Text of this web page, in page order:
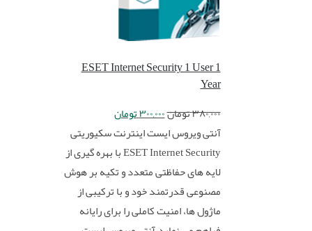
ESET Internet Security 1 User 1
Year
۳۸۰,۰۰۰تومان۳۰۰,۰۰۰تومان
آنتی ویروس ایست اینترنت سکیوریتی
ESET Internet Security با بهره گیری از
لایه های حفاظتی متعدد و تکیه بر هوش
مصنوعی قدرتمند خود و با ترکیبی از
ماژول ها، امنیت کاملی را برای رایانه